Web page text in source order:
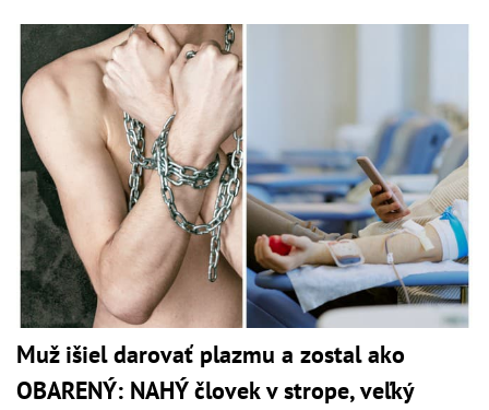
Muž išiel darovať plazmu a zostal ako
OBARENÝ: NAHÝ človek v strope, veľký